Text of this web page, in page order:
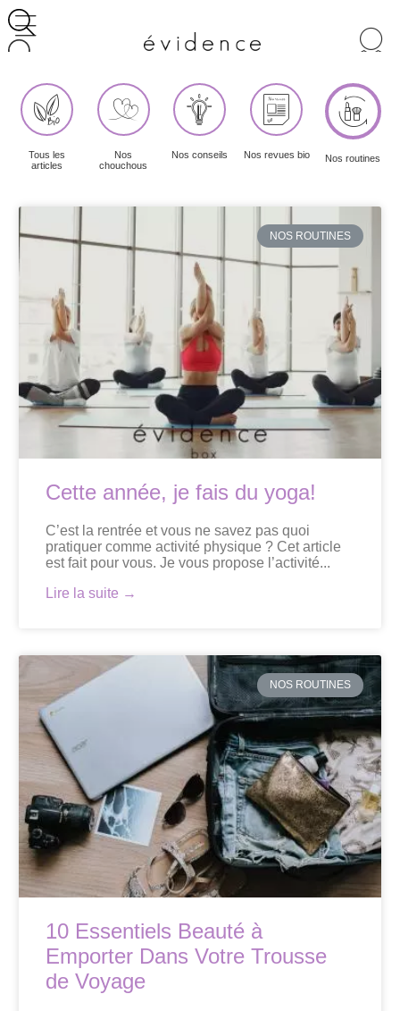
Tous les
articles
Nos
chouchous
Nos conseils Nos revues bio Nos routines
Cette année, je fais du yoga!
C’est la rentrée et vous ne savez pas quoi
pratiquer comme activité physique ? Cet article
est fait pour vous. Je vous propose l’activité...
NOS ROUTINES
Lire la suite →
10 Essentiels Beauté à
Emporter Dans Votre Trousse
de Voyage
NOS ROUTINES